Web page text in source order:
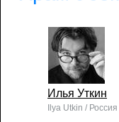
Илья Уткин
Ilya Utkin / Россия